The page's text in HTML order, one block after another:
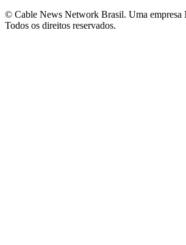
© Cable News Network Brasil. Uma
Todos os direitos reservados.